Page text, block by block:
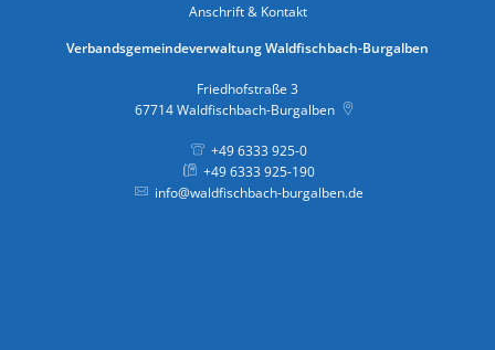
Anschrift & Kontakt
Verbandsgemeindeverwaltung Waldfischbach-Burgalben
Friedhofstraße 3
67714 Waldfischbach-Burgalben
+49 6333 925-0
+49 6333 925-190
info@waldfischbach-burgalben.de